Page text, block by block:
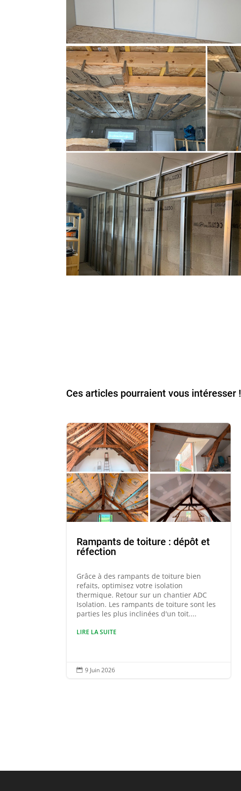
Ces articles pourraient vous intéresser !
Rampants de toiture : dépôt et
réfection
Grâce à des rampants de toiture bien
refaits, optimisez votre isolation
thermique. Retour sur un chantier ADC
Isolation. Les rampants de toiture sont les
parties les plus inclinées d'un toit....
LIRE LA SUITE
 9 Juin 2026